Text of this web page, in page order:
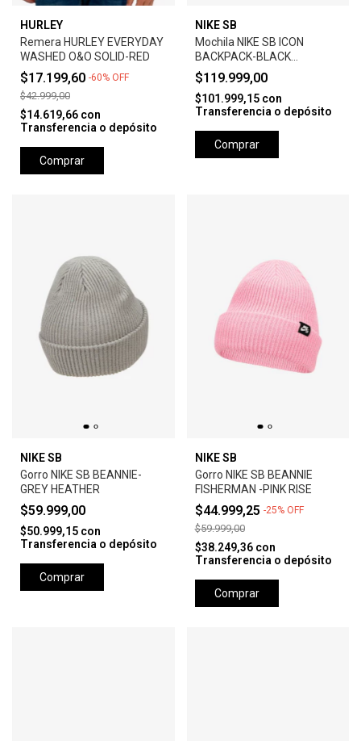
HURLEY
Remera HURLEY EVERYDAY
WASHED O&O SOLID-RED
$17.199,60 -60% OFF
$42.999,00
$14.619,66 con
Transferencia o depósito
Comprar
NIKE SB
Mochila NIKE SB ICON
BACKPACK-BLACK
ANTHRACITE
$119.999,00
$101.999,15 con
Transferencia o depósito
Comprar
NIKE SB
Gorro NIKE SB BEANNIE-
GREY HEATHER
$59.999,00
$50.999,15 con
Transferencia o depósito
Comprar
NIKE SB
Gorro NIKE SB BEANNIE
FISHERMAN -PINK RISE
$44.999,25 -25% OFF
$59.999,00
$38.249,36 con
Transferencia o depósito
Comprar